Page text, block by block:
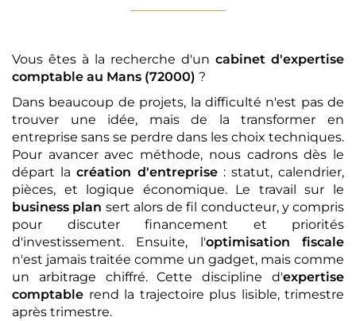
Vous êtes à la recherche d'un cabinet d'expertise
comptable au Mans (72000) ?
Dans beaucoup de projets, la difficulté n'est pas de
trouver une idée, mais de la transformer en
entreprise sans se perdre dans les choix techniques.
Pour avancer avec méthode, nous cadrons dès le
départ lacréation d'entreprise: statut, calendrier,
pièces, et logique économique. Le travail sur le
business plan sert alors de fil conducteur, y compris
pour discuter financement et priorités
d'investissement. Ensuite, l'optimisation fiscale
n'est jamais traitée comme un gadget, mais comme
un arbitrage chiffré. Cette discipline d'expertise
comptable rend la trajectoire plus lisible, trimestre
après trimestre.